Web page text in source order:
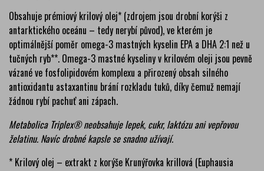
Obsahuje prémiový krilový olej* (zdrojem jsou drobní korýši z
antarktického oceánu – tedy nerybí původ), ve kterém je
optimálnější poměr omega-3 mastných kyselin EPA a DHA 2:1 než u
tučných ryb**. Omega-3 mastné kyseliny v krilovém oleji jsou pevně
vázané ve fosfolipidovém komplexu a přirozený obsah silného
antioxidantu astaxantinu brání rozkladu tuků, díky čemuž nemají
žádnou rybí pachuť ani zápach.
Metabolica Triplex® neobsahuje lepek, cukr, laktózu ani vepřovou
želatinu. Navíc drobné kapsle se snadno užívají.
* Krilový olej – extrakt z korýše Krunýřovka krillová (Euphausia